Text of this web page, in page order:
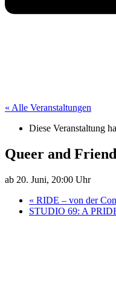
« Alle Veranstaltungen
Diese Veranstaltung
Queer and
ab 20. Juni, 20:00 Uhr
« RIDE – von der
STUDIO 69: A